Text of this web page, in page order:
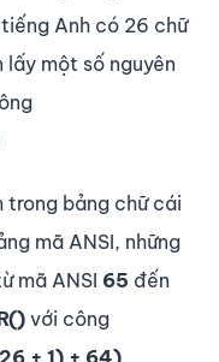
Anh có 26 chữ
một số nguyên
trong bảng chữ cái
mã ANSI, những
mã ANSI 65 đến
với công
+ 1) + 64)